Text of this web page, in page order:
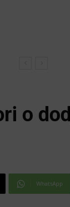
o
WhatsApp